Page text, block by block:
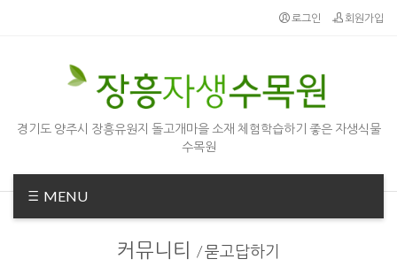
로그인 회원가입
경기도 양주시 장흥유원지 돌고개마을 소재 체험학습하기 좋은 자생식물
수목원
MENU
커뮤니티 /묻고답하기